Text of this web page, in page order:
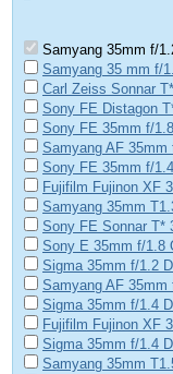
Samyang 35mm f/
Samyang 35 mm f/
Carl Zeiss Sonnar
Sony FE Distagon
Sony FE 35mm f/1.8
Samyang AF 35mm
Sony FE 35mm f/
Fujifilm Fujinon XF
Samyang 35mm
Sony FE Sonnar T*
Sony E 35mm f/1.8
Sigma 35mm f/1.2
Samyang AF 35mm
Sigma 35mm f/1.4
Fujifilm Fujinon XF
Sigma 35mm f/1.4
Samyang 35mm